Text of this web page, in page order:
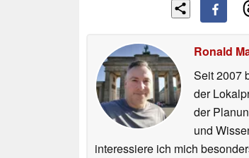
Ronald
Seit 2007
der
der
und
interessiere ich mich